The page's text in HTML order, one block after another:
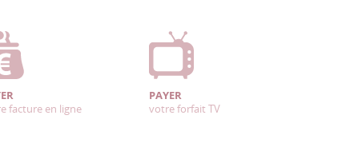
facture en ligne
PAYER
votre forfait TV